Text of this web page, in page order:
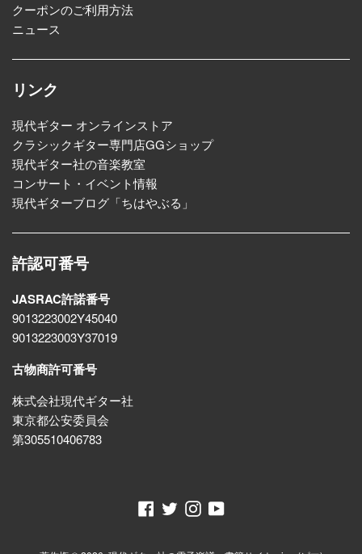
クーポンのご利用方法
ニュース
リンク
現代ギター オンラインストア
クラシックギター専門店GGショップ
現代ギター社の音楽教室
コンサート・イベント情報
現代ギターブログ「ちはやぶる」
許認可番号
JASRAC許諾番号
9013223002Y45040
9013223003Y37019
古物商許可番号
株式会社現代ギター社
東京都公安委員会
第305510406783
Facebook
TwitterInstagram
YouTube